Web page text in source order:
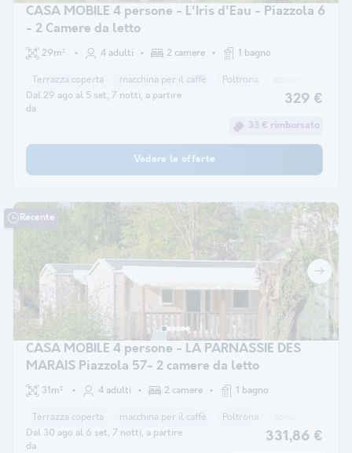
CASA MOBILE 4 persone - L'Iris d'Eau - Piazzola 6
- 2 Camere da letto
29m² 4 adulti 2 camere 1 bagno
Terrazza coperta macchina per il caffè Poltrona
Dal 29 ago al 5 set, 7 notti, a partire
da
329 €
33 € rimborsato
Vedere le offerte
Recente
CASA MOBILE 4 persone - LA PARNASSIE DES
MARAIS Piazzola 57- 2 camere da letto
31m² 4 adulti 2 camere 1 bagno
Terrazza coperta macchina per il caffè Poltrona
Dal 30 ago al 6 set, 7 notti, a partire
da
331,86 €